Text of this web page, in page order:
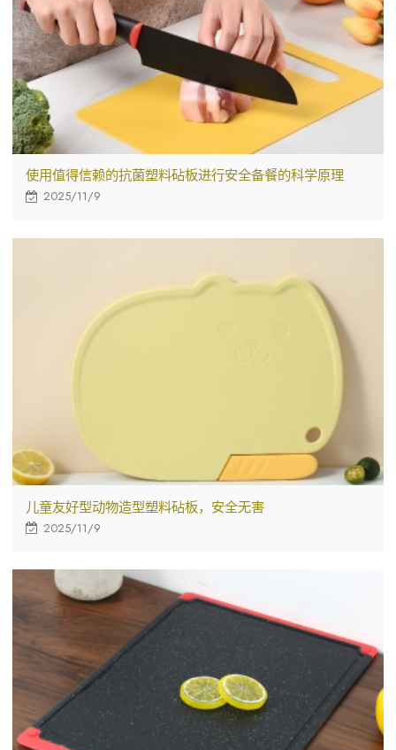
使用值得信赖的抗菌塑料砧板进行安全备餐的科学原理
2025/11/9
儿童友好型动物造型塑料砧板，安全无害
2025/11/9